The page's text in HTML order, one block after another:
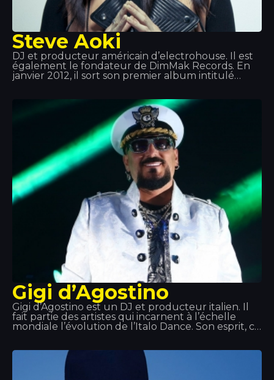
Steve Aoki
DJ et producteur américain d’electrohouse. Il est
également le fondateur de DimMak Records. En
janvier 2012, il sort son premier album intitulé
ascension vers la gloire est telle qu’il devient l’un
des meilleurs DJ au monde. Aoki possède
également une gamme d’écouteurs, une agence
de booking d’artistes, un magazine… Une véritable
Gigi d’Agostino
Gigi d’Agostino est un DJ et producteur italien. Il
fait partie des artistes qui incarnent à l’échelle
mondiale l’évolution de l’Italo Dance. Son esprit, ce
« L’amour Toujours », ont marqué un tournant
dans ce genre musical.